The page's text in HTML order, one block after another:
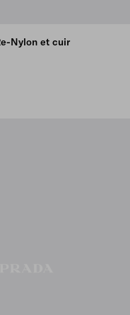
Nylon et cuir